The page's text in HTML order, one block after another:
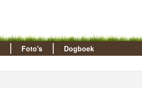
Foto's Dogboek